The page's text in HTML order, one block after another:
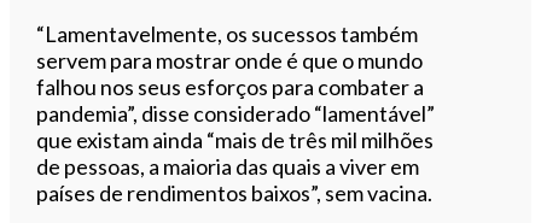
“Lamentavelmente, os sucessos também
servem para mostrar onde é que o mundo
falhou nos seus esforços para combater a
pandemia”, disse considerado “lamentável”
que existam ainda “mais de três mil milhões
de pessoas, a maioria das quais a viver em
países de rendimentos baixos”, sem vacina.